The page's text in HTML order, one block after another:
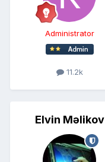
Administrator
11.2k
Elvin Məlikov